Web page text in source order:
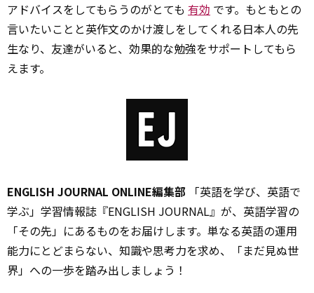
アドバイスをしてもらうのがとても 有効 です。もともとの
言いたいことと英作文のかけ渡しをしてくれる日本人の先
生なり、友達がいると、効果的な勉強をサポートしてもら
えます。
ENGLISH JOURNAL ONLINE編集部 「英語を学び、英語で
学ぶ」学習情報誌『ENGLISH JOURNAL』が、英語学習の
「その先」にあるものをお届けします。単なる英語の運用
能力にとどまらない、知識や思考力を求め、「まだ見ぬ世
界」への一歩を踏み出しましょう！